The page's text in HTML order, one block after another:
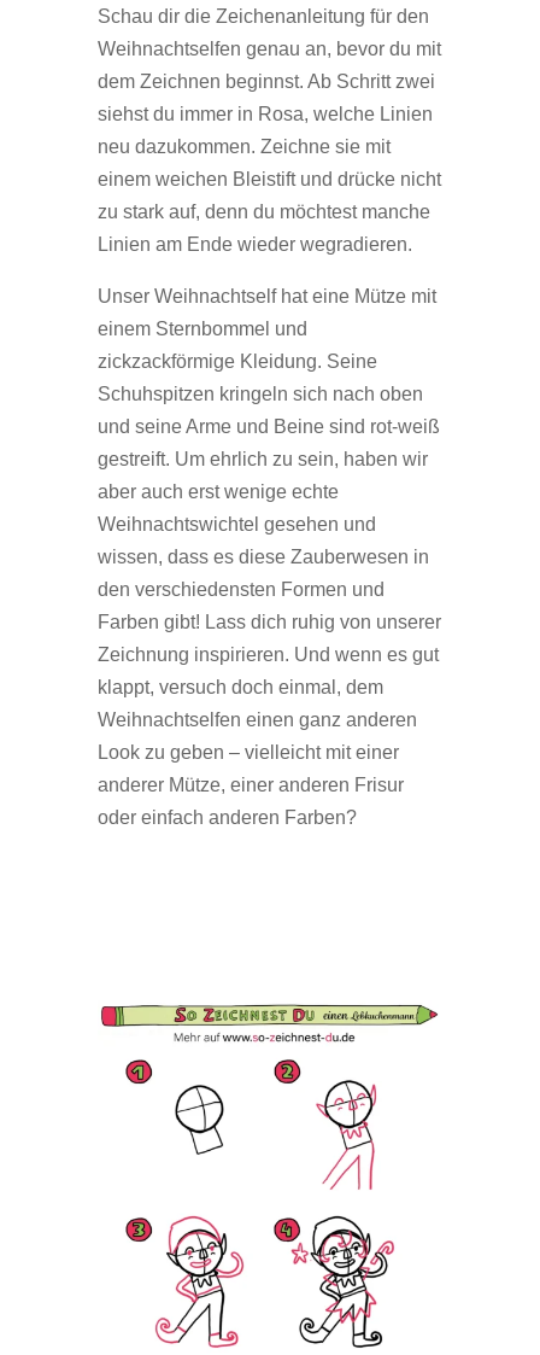
Schau dir die Zeichenanleitung für den
Weihnachtselfen genau an, bevor du mit
dem Zeichnen beginnst. Ab Schritt zwei
siehst du immer in Rosa, welche Linien
neu dazukommen. Zeichne sie mit
einem weichen Bleistift und drücke nicht
zu stark auf, denn du möchtest manche
Linien am Ende wieder wegradieren.
Unser Weihnachtself hat eine Mütze mit
einem Sternbommel und
zickzackförmige Kleidung. Seine
Schuhspitzen kringeln sich nach oben
und seine Arme und Beine sind rot-weiß
gestreift. Um ehrlich zu sein, haben wir
aber auch erst wenige echte
Weihnachtswichtel gesehen und
wissen, dass es diese Zauberwesen in
den verschiedensten Formen und
Farben gibt! Lass dich ruhig von unserer
Zeichnung inspirieren. Und wenn es gut
klappt, versuch doch einmal, dem
Weihnachtselfen einen ganz anderen
Look zu geben – vielleicht mit einer
anderer Mütze, einer anderen Frisur
oder einfach anderen Farben?